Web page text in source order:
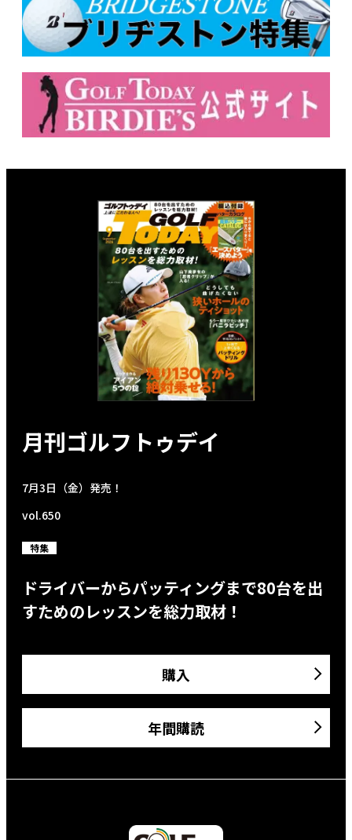
月刊ゴルフトゥデイ
7月3日（金）発売！
vol.650
特集
ドライバーからパッティングまで80台を出
すためのレッスンを総力取材！
購入
年間購読